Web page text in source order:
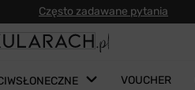
Często zadawane pytania
VOUCHER